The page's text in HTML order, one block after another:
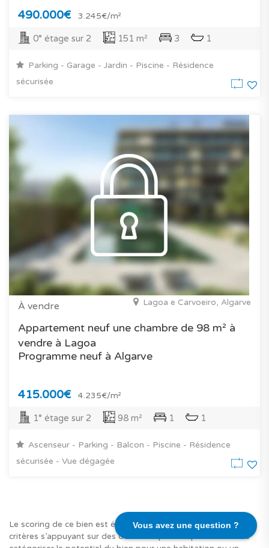
Vous avez une question ?
490.000€ 3.245€/m²
0° étage sur 2 151 m² 3 1
Parking - Garage - Jardin - Piscine - Résidence
sécurisée
À vendre Lagoa e Carvoeiro, Algarve
Appartement neuf une chambre de 98 m² à
vendre à Lagoa
Programme neuf à Algarve
415.000€ 4.235€/m²
1° étage sur 2 98 m² 1 1
Ascenseur - Parking - Balcon - Piscine - Résidence
sécurisée - Vue dégagée
Le scoring de ce bien est évalué par nos experts sur des
critères s’appuyant sur des données qui nous permettent de